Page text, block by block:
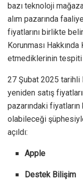
bazı teknoloji
alım pazarında
fiyatlarını birlikte
Korunması
etmediklerinin tespiti
27 Şubat 2025 tarihli
yeniden satış
pazarındaki
olabileceği
açıldı:
Apple
Destek Bilişim